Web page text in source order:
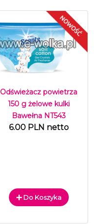
Odświeżacz powietrza
150 g żelowe kulki
Bawełna NT543
6.00 PLN netto
Do Koszyka